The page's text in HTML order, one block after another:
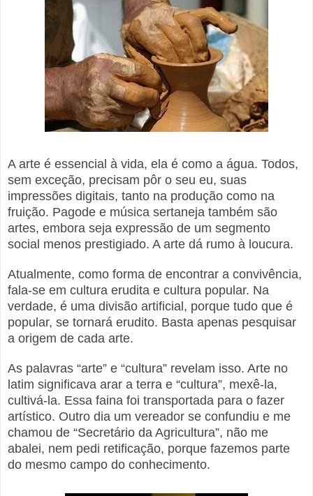
A arte é essencial à vida, ela é como a água. Todos,
sem exceção, precisam pôr o seu eu, suas
impressões digitais, tanto na produção como na
fruição. Pagode e música sertaneja também são
artes, embora seja expressão de um segmento
social menos prestigiado. A arte dá rumo à loucura.
Atualmente, como forma de encontrar a convivência,
fala-se em cultura erudita e cultura popular. Na
verdade, é uma divisão artificial, porque tudo que é
popular, se tornará erudito. Basta apenas pesquisar
a origem de cada arte.
As palavras “arte” e “cultura” revelam isso. Arte no
latim significava arar a terra e “cultura”, mexê-la,
cultivá-la. Essa faina foi transportada para o fazer
artístico. Outro dia um vereador se confundiu e me
chamou de “Secretário da Agricultura”, não me
abalei, nem pedi retificação, porque fazemos parte
do mesmo campo do conhecimento.